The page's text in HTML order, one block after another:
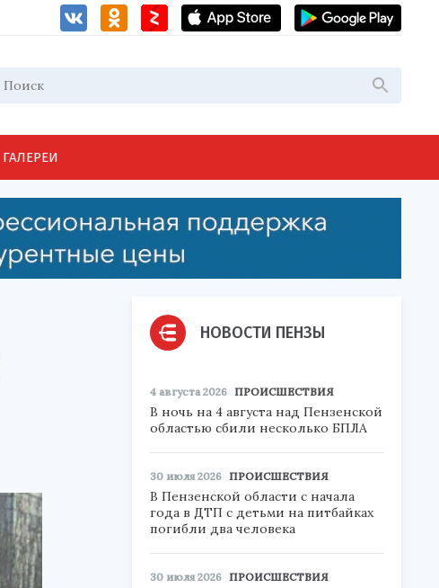
ГАЛЕРЕИ
НОВОСТИ ПЕНЗЫ
4 августа 2026 ПРОИСШЕСТВИЯ
В ночь на 4 августа над Пензенской
областью сбили несколько БПЛА
30 июля 2026 ПРОИСШЕСТВИЯ
В Пензенской области с начала
года в ДТП с детьми на питбайках
погибли два человека
30 июля 2026 ПРОИСШЕСТВИЯ